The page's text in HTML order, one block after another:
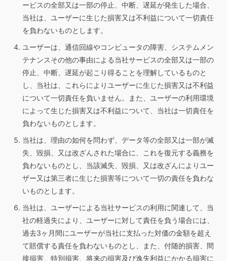
ービスの全部又は一部の停止、中断、遅延が発生した場合、
当社は、ユーザーに生じた損害又は不利益について一切責任
を負わないものとします。
ユーザーは、通信回線やコンピュータの障害、システムメン
テナンスその他の事由による当社サービスの全部又は一部の
停止、中断、遅延が起こり得ることを理解しているものと
し、当社は、これらによりユーザーに生じた損害又は不利益
について一切責任を負いません。また、ユーザーの利用環境
によって生じた損害又は不利益について、当社は一切責任を
負わないものとします。
当社は、理由の如何を問わず、データ等の全部又は一部が滅
失、毀損、又は改ざんされた場合に、これを復元する義務を
負わないものとし、当該滅失、毀損、又は改ざんによりユー
ザー又は第三者に生じた損害等について一切の責任を負わな
いものとします。
当社は、ユーザーによる当社サービスの利用に関連して、当
社の軽過失により、ユーザーに対して責任を負う場合には、
過去3ヶ月間にユーザーが当社に支払った対価の金額を超え
て賠償する責任を負わないものとし、また、付随的損害、間
接損害、特別損害、将来の損害及び逸失利益にかかる損害に